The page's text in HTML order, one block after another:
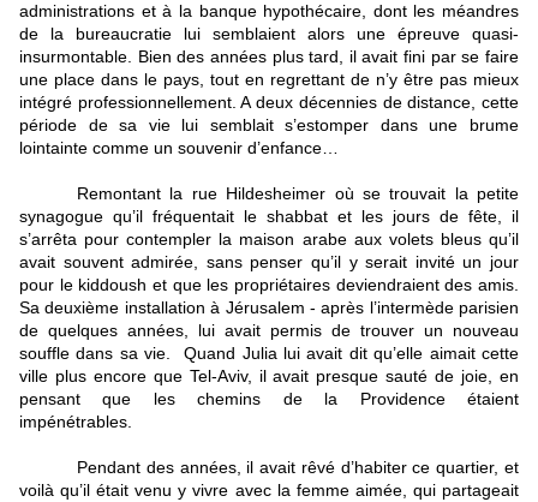
administrations et à la banque hypothécaire, dont les méandres
de la bureaucratie lui semblaient alors une épreuve quasi-
insurmontable. Bien des années plus tard, il avait fini par se faire
une place dans le pays, tout en regrettant de n’y être pas mieux
intégré professionnellement. A deux décennies de distance, cette
période de sa vie lui semblait s’estomper dans une brume
lointainte comme un souvenir d’enfance…
Remontant la rue Hildesheimer où se trouvait la petite
synagogue qu’il fréquentait le shabbat et les jours de fête, il
s’arrêta pour contempler la maison arabe aux volets bleus qu’il
avait souvent admirée, sans penser qu’il y serait invité un jour
pour le kiddoush et que les propriétaires deviendraient des amis.
Sa deuxième installation à Jérusalem - après l’intermède parisien
de quelques années, lui avait permis de trouver un nouveau
souffle dans sa vie.  Quand Julia lui avait dit qu’elle aimait cette
ville plus encore que Tel-Aviv, il avait presque sauté de joie, en
pensant que les chemins de la Providence étaient
impénétrables.
Pendant des années, il avait rêvé d’habiter ce quartier, et
voilà qu’il était venu y vivre avec la femme aimée, qui partageait